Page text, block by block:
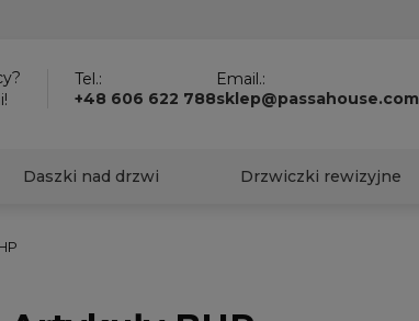
Tel.:
+48 606 622 788
Email.:
sklep@passahouse.com
Daszki nad drzwi Drzwiczki rewizyjne